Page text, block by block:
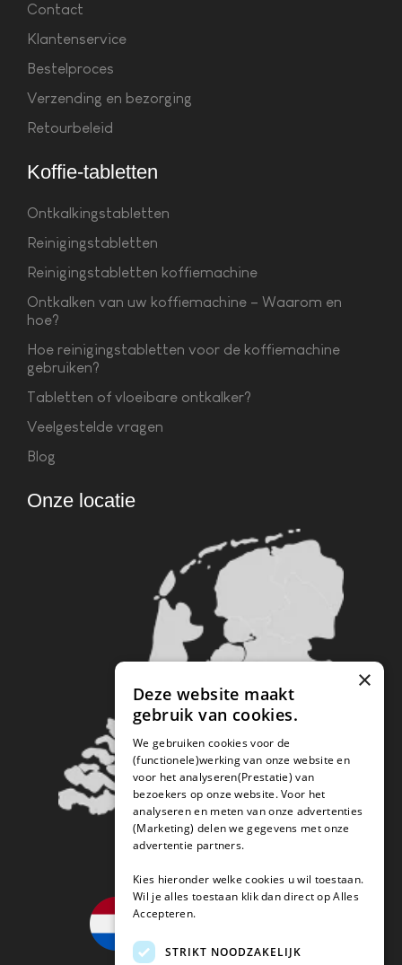
Contact
Klantenservice
Bestelproces
Verzending en bezorging
Retourbeleid
Koffie-tabletten
Ontkalkingstabletten
Reinigingstabletten
Reinigingstabletten koffiemachine
Ontkalken van uw koffiemachine – Waarom en
hoe?
Hoe reinigingstabletten voor de koffiemachine
gebruiken?
Tabletten of vloeibare ontkalker?
Veelgestelde vragen
Blog
Onze locatie
×
Deze website maakt
gebruik van cookies.
We gebruiken cookies voor de
(functionele)werking van onze website en
voor het analyseren(Prestatie) van
bezoekers op onze website. Voor het
analyseren en meten van onze advertenties
(Marketing) delen we gegevens met onze
advertentie partners.
Kies hieronder welke cookies u wil toestaan.
Wil je alles toestaan klik dan direct op Alles
Accepteren.
STRIKT NOODZAKELIJK